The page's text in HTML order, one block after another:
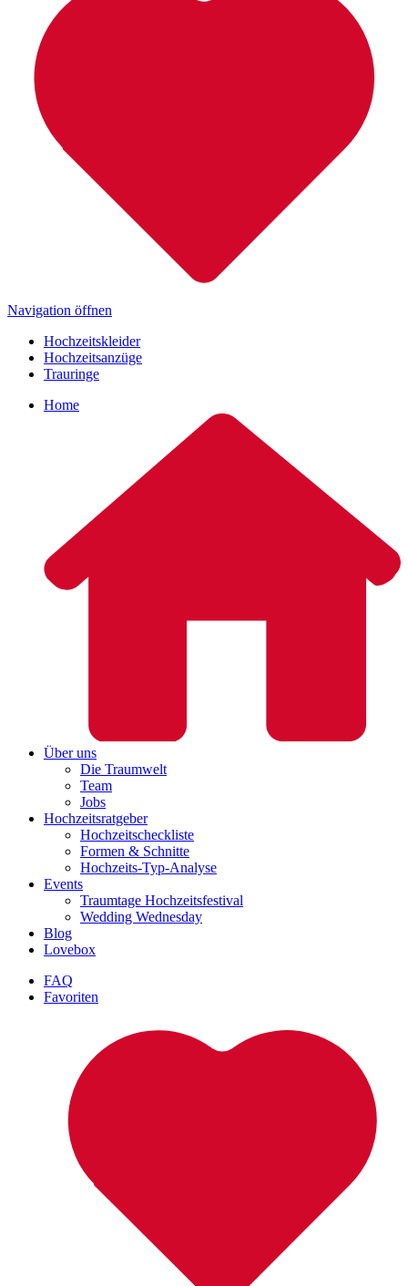
Navigation öffnen
Hochzeitskleider
Hochzeitsanzüge
Trauringe
Home
Über uns
Die Traumwelt
Team
Jobs
Hochzeitsratgeber
Hochzeitscheckliste
Formen & Schnitte
Hochzeits-Typ-Analyse
Events
Traumtage Hochzeitsfestival
Wedding Wednesday
Blog
Lovebox
FAQ
Favoriten